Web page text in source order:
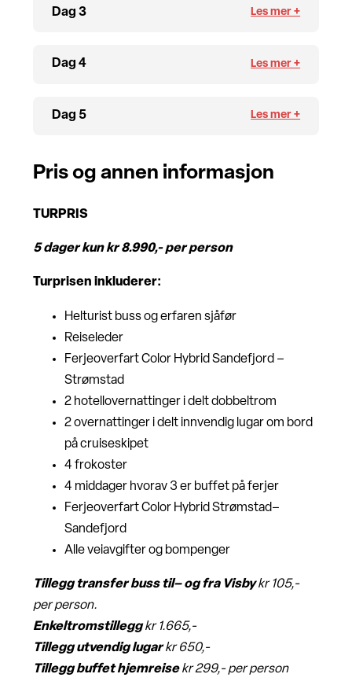
Dag 3
Dag 4
Dag 5
Pris og annen informasjon
TURPRIS
5 dager kun kr 8.990,- per person
Turprisen inkluderer:
Helturist buss og erfaren sjåfør
Reiseleder
Ferjeoverfart Color Hybrid Sandefjord –
Strømstad
2 hotellovernattinger i delt dobbeltrom
2 overnattinger i delt innvendig lugar om bord
på cruiseskipet
4 frokoster
4 middager hvorav 3 er buffet på ferjer
Ferjeoverfart Color Hybrid Strømstad–
Sandefjord
Alle veiavgifter og bompenger
Tillegg transfer buss til– og fra Visbykr 105,-
per person.
Enkeltromstilleggkr 1.665,-
Tillegg utvendig lugarkr 650,-
Tillegg buffet hjemreisekr 299,- per person